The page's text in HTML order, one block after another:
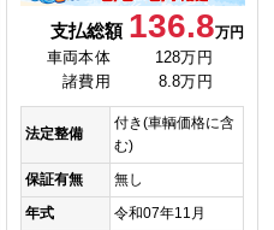
支払総額 136.8万円
車両本体
128万円
諸費用
8.8万円
法定整備
付き(車輌価格に含
む)
保証有無
無し
年式
令和07年11月